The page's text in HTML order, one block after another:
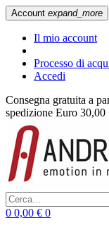
Account expand_more
Il mio account
Processo di
Accedi
Consegna gratuita a
spedizione Euro 30,00
0 0,00 € 0